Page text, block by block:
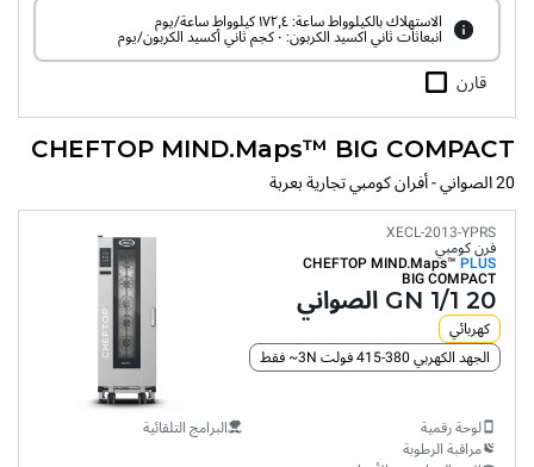
الاستهلاك بالكيلوواط ساعة: ١٧٢٫٤ كيلوواط ساعة/يوم
انبعاثات ثاني اكسيد الكربون: ٠ كجم ثاني أكسيد الكربون/يوم
قارن
CHEFTOP MIND.Maps™ BIG COMPACT
20 الصواني - أفران كومبي تجارية بعربة
XECL-2013-YPRS
فرن كومبي
CHEFTOP MIND.Maps™ PLUS
BIG COMPACT
20 GN 1/1 الصواني
كهربائي
الجهد الكهربي 380-415 فولت 3N~ فقط
لوحة رقمية
مراقبة الرطوبة
البرامج التلقائية